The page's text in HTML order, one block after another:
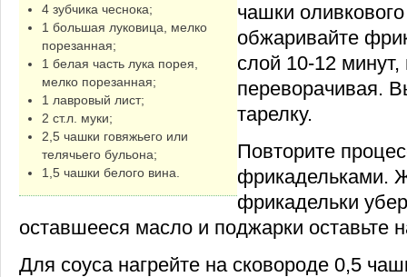
4 зубчика чеснока;
1 большая луковица, мелко
порезанная;
1 белая часть лука порея,
мелко порезанная;
1 лавровый лист;
2 ст.л. муки;
2,5 чашки говяжьего или
телячьего бульона;
1,5 чашки белого вина.
чашки
обжаривайте
слой 10-12
переворачивая.
тарелку.
Повторите
фрикадельками.
фрикадельки
оставшееся масло и поджарки оставьте
Для соуса нагрейте на сковороде 0,5